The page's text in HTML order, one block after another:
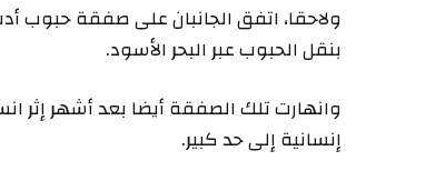
ولاحقا، اتفق الجانبان على صفقة حبوب
بنقل الحبوب عبر البحر الأسود.
وانهارت تلك الصفقة أيضا بعد أشهر إثر
إنسانية إلى حد كبير.